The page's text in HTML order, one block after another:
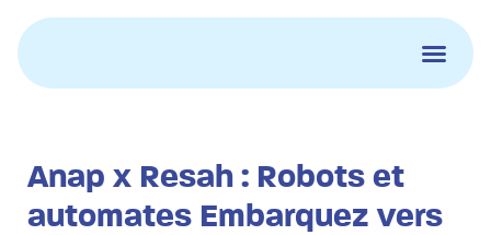
contenu
Anap x Resah : Robots et
automates Embarquez vers